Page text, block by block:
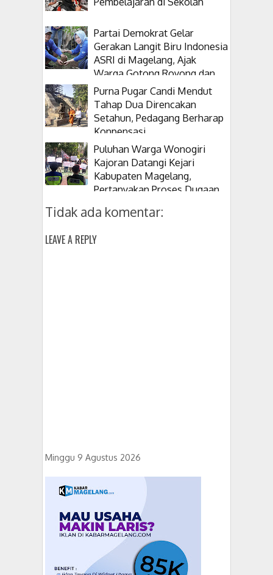
Partai Demokrat Gelar
Gerakan Langit Biru Indonesia
ASRI di Magelang, Ajak
Warga Gotong Royong dan
Tanam Pohon
Purna Pugar Candi Mendut
Tahap Dua Direncakan
Setahun, Pedagang Berharap
Konpensasi
Puluhan Warga Wonogiri
Kajoran Datangi Kejari
Kabupaten Magelang,
Pertanyakan Proses Dugaan
Tidak ada komentar:
LEAVE A REPLY
Minggu 9 Agustus 2026